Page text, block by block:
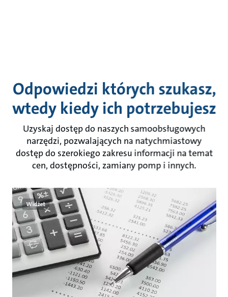
Odpowiedzi których szukasz,
wtedy kiedy ich potrzebujesz
Uzyskaj dostęp do naszych samoobsługowych
narzędzi, pozwalających na natychmiastowy
dostęp do szerokiego zakresu informacji na temat
cen, dostępności, zamiany pomp i innych.
Widżet